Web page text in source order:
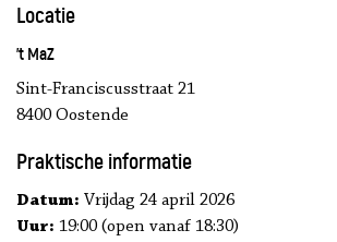
Locatie
’t MaZ
Sint‑Franciscusstraat 21
8400 Oostende
Praktische informatie
Datum: Vrijdag 24 april 2026
Uur: 19:00 (open vanaf 18:30)